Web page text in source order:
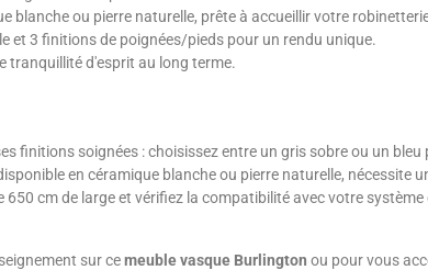
blanche ou pierre naturelle, prête à accueillir votre
et 3 finitions de poignées/pieds pour un rendu unique.
tranquillité d'esprit au long terme.
finitions soignées : choisissez entre un gris sobre ou un
en céramique blanche ou pierre naturelle,
cm de large et vérifiez la compatibilité avec votre
sur cemeuble vasque Burlington ou pour vous